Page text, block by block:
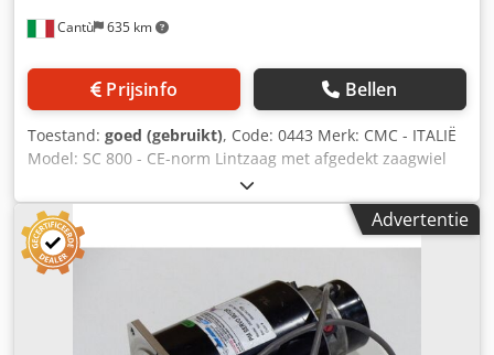
Cantù 635 km
Prijsinfo Bellen
Toestand: goed (gebruikt), Code: 0443 Merk: CMC - ITALIË
Model: SC 800 - CE-norm Lintzaag met afgedekt zaagwiel
voor het zagen van hout, voor timmerwerk, meubels,
constructiedelen, kunststoffen, aluminium en andere
materialen – voldoet aan de CE-norm. Technische
specificaties: Diameter vliegwiel: 800 mm Afmetingen
werktafel: 710 x 1110 mm Zaaghoogte: 450 mm Lengte
zaagblad: 5620 mm Motorvermogen: 5,5 pk Totale
afmetingen: 1450 x 850 x 2400 mm (h) Gewicht: 580 kg
Dcsdpfx Aszlqrfsdysk
Advertentie